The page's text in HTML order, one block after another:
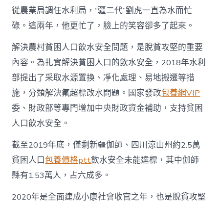
從農業局調任水利局，“疆二代”劉虎一直為水而忙
碌。這兩年，他更忙了，臉上的笑容卻多了起來。
解決農村貧困人口飲水安全問題，是脫貧攻堅的重要
內容。為扎實解決貧困人口的飲水安全，2018年水利
部提出了采取水源置換、凈化處理、易地搬遷等措
施，分類解決氟超標改水問題。國家發改包養網VIP
委、財政部等專門增加中央財政資金補助，支持貧困
人口飲水安全。
截至2019年底，僅剩新疆伽師、四川涼山州約2.5萬
貧困人口包養價格ptt飲水安全未能達標，其中伽師
縣有1.53萬人，占六成多。
2020年是全面建成小康社會收官之年，也是脫貧攻堅